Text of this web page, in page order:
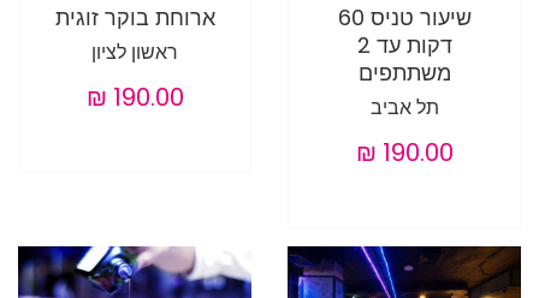
שיעור טניס 60
דקות עד 2
משתתפים
תל אביב
ארוחת בוקר זוגית
ראשון לציון